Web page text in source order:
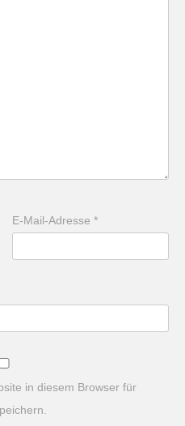
E-Mail-Adresse*
in diesem Browser für